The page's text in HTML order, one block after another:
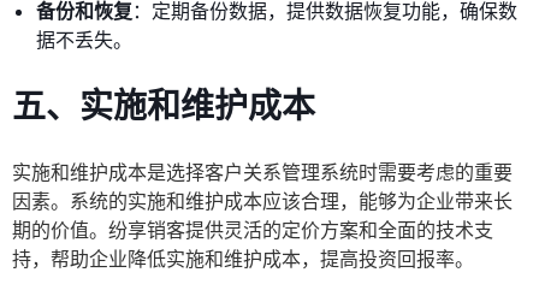
备份和恢复 ：定期备份数据，提供数据恢复功能，确保数
据不丢失。
五、实施和维护成本
实施和维护成本是选择客户关系管理系统时需要考虑的重要
因素。系统的实施和维护成本应该合理，能够为企业带来长
期的价值。纷享销客提供灵活的定价方案和全面的技术支
持，帮助企业降低实施和维护成本，提高投资回报率。